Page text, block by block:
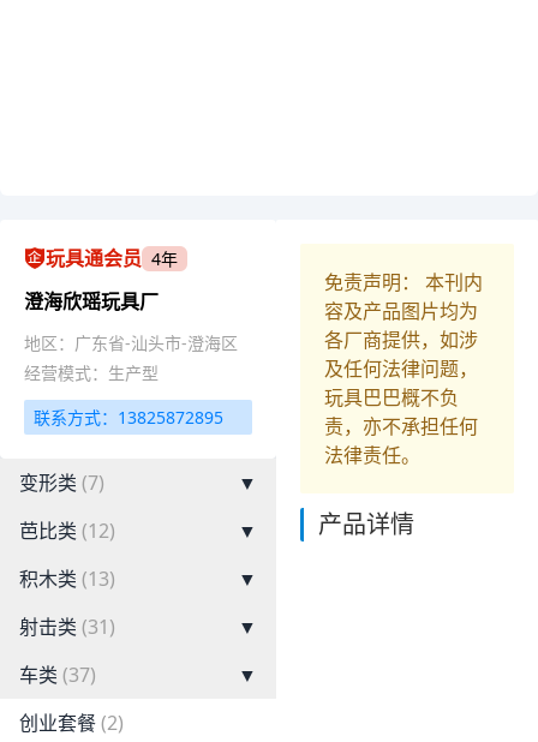
玩具通会员 4年
澄海欣瑶玩具厂
地区：广东省-汕头市-澄海区
经营模式：生产型
联系方式：13825872895
变形类 (7)
▼
芭比类 (12)
▼
积木类 (13)
▼
射击类 (31)
▼
车类 (37)
▼
创业套餐(2)
免责声明： 本刊内
容及产品图片均为
各厂商提供，如涉
及任何法律问题，
玩具巴巴概不负
责，亦不承担任何
法律责任。
产品详情